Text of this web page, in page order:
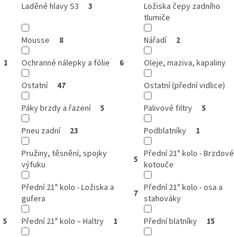
Laděné hlavy S3 3
Ložiska čepy zadního
tlumiče
Mousse 8 Nářadí 2
1 Ochranné nálepky a fólie 6 Oleje, maziva, kapaliny
Ostatní 47 Ostatní (přední vidlice)
Páky brzdy a řazení 5 Palivové filtry 5
Pneu zadní 23 Podblatníky 1
Pružiny, těsnění, spojky
výfuku
5
Přední 21" kolo - Brzdové
kotouče
Přední 21" kolo - Ložiska a
gufera
7 Přední 21" kolo - osa a
stahováky
5 Přední 21" kolo – Haltry 1 Přední blatníky 15